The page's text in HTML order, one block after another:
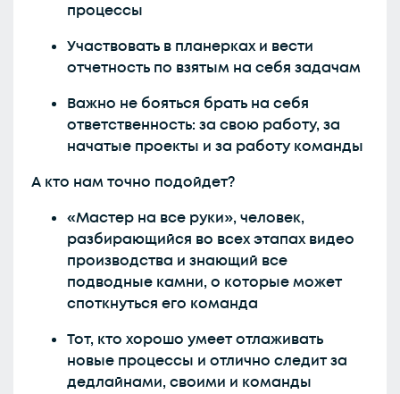
процессы
Участвовать в планерках и вести
отчетность по взятым на себя задачам
Важно не бояться брать на себя
ответственность: за свою работу, за
начатые проекты и за работу команды
А кто нам точно подойдет?
«Мастер на все руки», человек,
разбирающийся во всех этапах видео
производства и знающий все
подводные камни, о которые может
споткнуться его команда
Тот, кто хорошо умеет отлаживать
новые процессы и отлично следит за
дедлайнами, своими и команды